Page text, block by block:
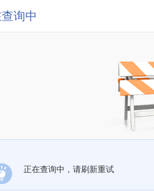
询中
正在查询中，请刷新重试